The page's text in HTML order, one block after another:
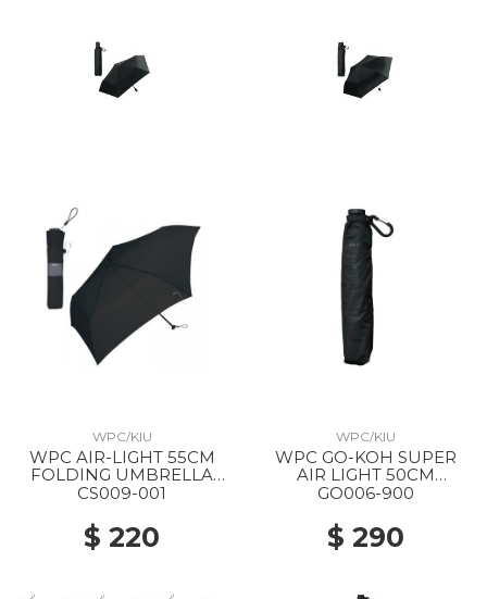
WPC/KIU
WPC AIR-LIGHT 55CM
FOLDING UMBRELLA
BLACK
CS009-001
$ 220
WPC/KIU
WPC GO-KOH SUPER
AIR LIGHT 50CM
FOLDING PARASOL 900
GO006-900
$ 290